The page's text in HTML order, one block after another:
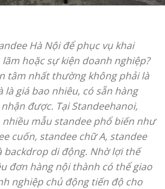
Hà Nội để phục vụ khai
hoặc sự kiện doanh nghiệp?
tâm nhất thường không phải là
là giá bao nhiêu, có sẵn hàng
được. Tại Standeehanoi,
mẫu standee phổ biến như
cuốn, standee chữ A, standee
backdrop di động. Nhờ lợi thế
đơn hàng nội thành có thể giao
nghiệp chủ động tiến độ cho